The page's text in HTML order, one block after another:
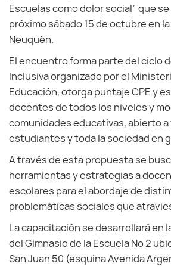
Escuelas como dolor social” que
próximo sábado 15 de octubre en
Neuquén.
El encuentro forma parte del ciclo
Inclusiva organizado por el
Educación, otorga puntaje CPE y
docentes de todos los niveles y
comunidades educativas, abierto a
estudiantes y toda la sociedad en
A través de esta propuesta se
herramientas y estrategias a
escolares para el abordaje de
problemáticas sociales que
La capacitación se desarrollará en
del Gimnasio de la Escuela Nº 2
San Juan 50 (esquina Avenida